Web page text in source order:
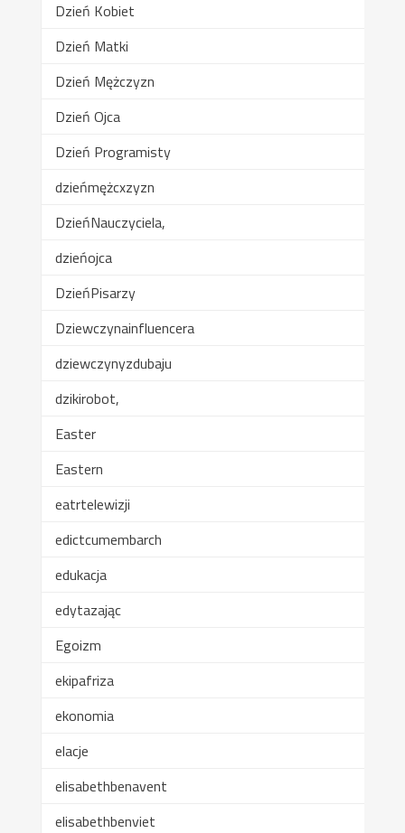
Dzień Kobiet
Dzień Matki
Dzień Mężczyzn
Dzień Ojca
Dzień Programisty
dzieńmężcxzyzn
DzieńNauczyciela,
dzieńojca
DzieńPisarzy
Dziewczynainfluencera
dziewczynyzdubaju
dzikirobot,
Easter
Eastern
eatrtelewizji
edictcumembarch
edukacja
edytazając
Egoizm
ekipafriza
ekonomia
elacje
elisabethbenavent
elisabethbenviet